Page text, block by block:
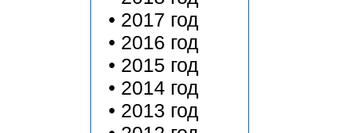
• 2017 год
• 2016 год
• 2015 год
• 2014 год
• 2013 год